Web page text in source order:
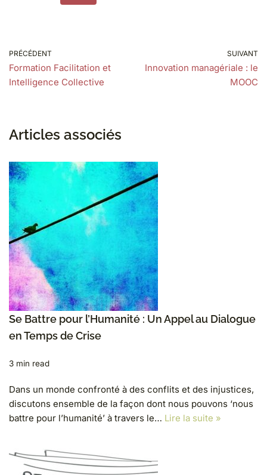
PRÉCÉDENT
Formation Facilitation et
Intelligence Collective
SUIVANT
Innovation managériale : le
MOOC
Articles associés
Se Battre pour l’Humanité : Un Appel au Dialogue
en Temps de Crise
3 min read
Dans un monde confronté à des conflits et des injustices,
discutons ensemble de la façon dont nous pouvons ‘nous
battre pour l’humanité’ à travers le… Lire la suite »